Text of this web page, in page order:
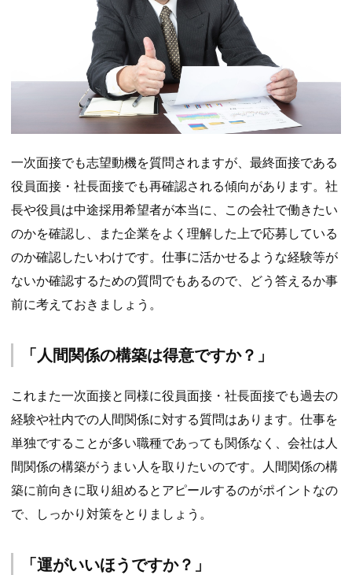
一次面接でも志望動機を質問されますが、最終面接である
役員面接・社長面接でも再確認される傾向があります。社
長や役員は中途採用希望者が本当に、この会社で働きたい
のかを確認し、また企業をよく理解した上で応募している
のか確認したいわけです。仕事に活かせるような経験等が
ないか確認するための質問でもあるので、どう答えるか事
前に考えておきましょう。
「人間関係の構築は得意ですか？」
これまた一次面接と同様に役員面接・社長面接でも過去の
経験や社内での人間関係に対する質問はあります。仕事を
単独ですることが多い職種であっても関係なく、会社は人
間関係の構築がうまい人を取りたいのです。人間関係の構
築に前向きに取り組めるとアピールするのがポイントなの
で、しっかり対策をとりましょう。
「運がいいほうですか？」